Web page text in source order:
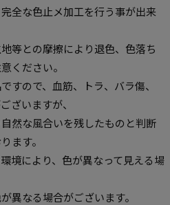
全な色止メ加工を行う事が出来
等との摩擦により退色、色落ち
ください。
すので、血筋、トラ、バラ傷、
ざいますが、
然な風合いを残したものと判断
ます。
境により、色が異なって見える場
異なる場合がございます。